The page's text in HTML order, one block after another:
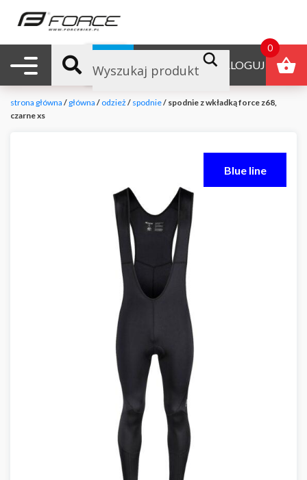
Nawigacja mobilna ZALOGUJ
B2B
strona główna / główna / odzież / spodnie/ spodnie z wkładką force z68,
czarne xs
Blue line
0